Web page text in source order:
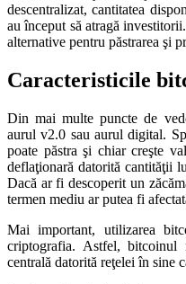
descentralizat, cantitatea
au început să atragă
alternative pentru păstrarea şi
Caracteristicile
Din mai multe puncte de
aurul v2.0 sau aurul digital.
poate păstra şi chiar creşte
deflaţionară datorită cantităţii
Dacă ar fi descoperit un
termen mediu ar putea fi
Mai important, utilizarea
criptografia. Astfel,
centrală datorită reţelei în sine